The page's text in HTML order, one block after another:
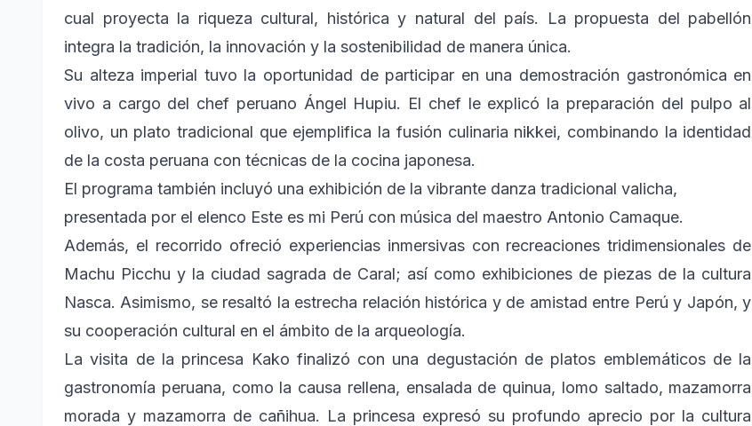
cual proyecta la riqueza cultural, histórica y natural del país. La propuesta del pabellón
integra la tradición, la innovación y la sostenibilidad de manera única.
Su alteza imperial tuvo la oportunidad de participar en una demostración gastronómica en
vivo a cargo del chef peruano Ángel Hupiu. El chef le explicó la preparación del pulpo al
olivo, un plato tradicional que ejemplifica la fusión culinaria nikkei, combinando la identidad
de la costa peruana con técnicas de la cocina japonesa.
El programa también incluyó una exhibición de la vibrante danza tradicional valicha,
presentada por el elenco Este es mi Perú con música del maestro Antonio Camaque.
Además, el recorrido ofreció experiencias inmersivas con recreaciones tridimensionales de
Machu Picchu y la ciudad sagrada de Caral; así como exhibiciones de piezas de la cultura
Nasca. Asimismo, se resaltó la estrecha relación histórica y de amistad entre Perú y Japón, y
su cooperación cultural en el ámbito de la arqueología.
La visita de la princesa Kako finalizó con una degustación de platos emblemáticos de la
gastronomía peruana, como la causa rellena, ensalada de quinua, lomo saltado, mazamorra
morada y mazamorra de cañihua. La princesa expresó su profundo aprecio por la cultura